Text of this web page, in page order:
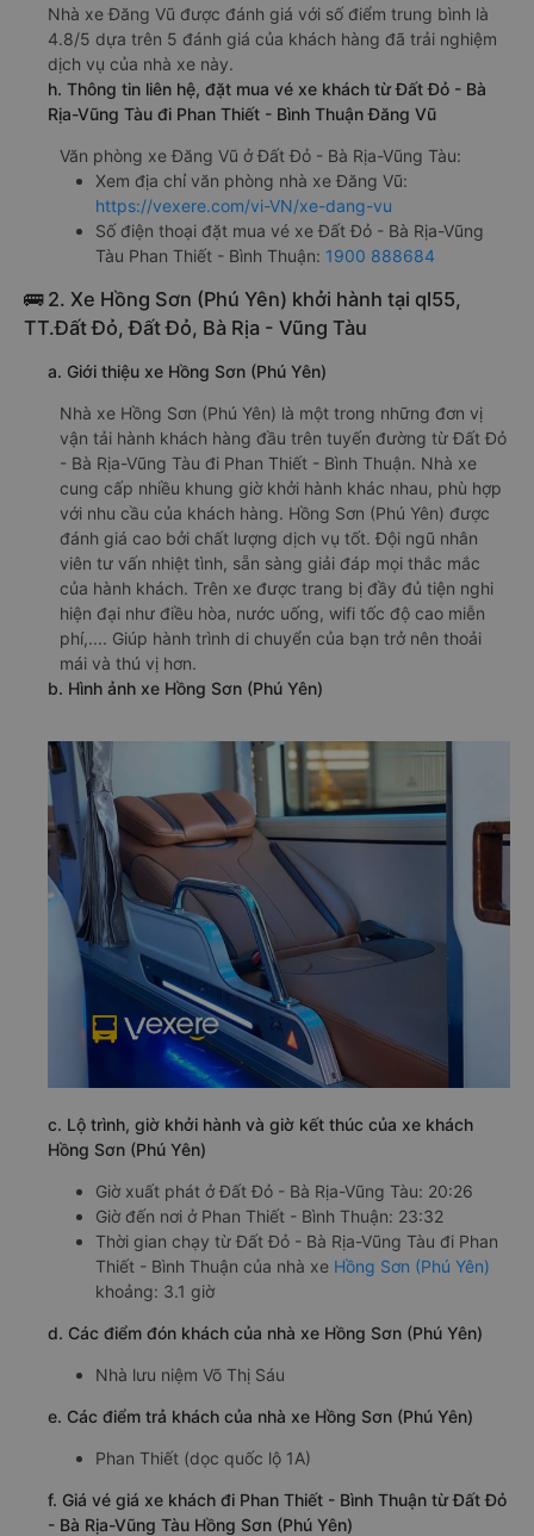
Nhà xe Đăng Vũ được đánh giá với số điểm trung bình là
4.8/5 dựa trên 5 đánh giá của khách hàng đã trải nghiệm
dịch vụ của nhà xe này.
h. Thông tin liên hệ, đặt mua vé xe khách từ Đất Đỏ - Bà
Rịa-Vũng Tàu đi Phan Thiết - Bình Thuận Đăng Vũ
Văn phòng xe Đăng Vũ ở Đất Đỏ - Bà Rịa-Vũng Tàu:
Xem địa chỉ văn phòng nhà xe Đăng Vũ:
https://vexere.com/vi-VN/xe-dang-vu
Số điện thoại đặt mua vé xe Đất Đỏ - Bà Rịa-Vũng
Tàu Phan Thiết - Bình Thuận: 1900 888684
🚌 2. Xe Hồng Sơn (Phú Yên) khởi hành tại ql55,
TT.Đất Đỏ, Đất Đỏ, Bà Rịa - Vũng Tàu
a. Giới thiệu xe Hồng Sơn (Phú Yên)
Nhà xe Hồng Sơn (Phú Yên) là một trong những đơn vị
vận tải hành khách hàng đầu trên tuyến đường từ Đất Đỏ
- Bà Rịa-Vũng Tàu đi Phan Thiết - Bình Thuận. Nhà xe
cung cấp nhiều khung giờ khởi hành khác nhau, phù hợp
với nhu cầu của khách hàng. Hồng Sơn (Phú Yên) được
đánh giá cao bởi chất lượng dịch vụ tốt. Đội ngũ nhân
viên tư vấn nhiệt tình, sẵn sàng giải đáp mọi thắc mắc
của hành khách. Trên xe được trang bị đầy đủ tiện nghi
hiện đại như điều hòa, nước uống, wifi tốc độ cao miễn
phí,.... Giúp hành trình di chuyển của bạn trở nên thoải
mái và thú vị hơn.
b. Hình ảnh xe Hồng Sơn (Phú Yên)
c. Lộ trình, giờ khởi hành và giờ kết thúc của xe khách
Hồng Sơn (Phú Yên)
Giờ xuất phát ở Đất Đỏ - Bà Rịa-Vũng Tàu: 20:26
Giờ đến nơi ở Phan Thiết - Bình Thuận: 23:32
Thời gian chạy từ Đất Đỏ - Bà Rịa-Vũng Tàu đi Phan
Thiết - Bình Thuận của nhà xe Hồng Sơn (Phú Yên)
khoảng: 3.1 giờ
d. Các điểm đón khách của nhà xe Hồng Sơn (Phú Yên)
Nhà lưu niệm Võ Thị Sáu
e. Các điểm trả khách của nhà xe Hồng Sơn (Phú Yên)
Phan Thiết (dọc quốc lộ 1A)
f. Giá vé giá xe khách đi Phan Thiết - Bình Thuận từ Đất Đỏ
- Bà Rịa-Vũng Tàu Hồng Sơn (Phú Yên)